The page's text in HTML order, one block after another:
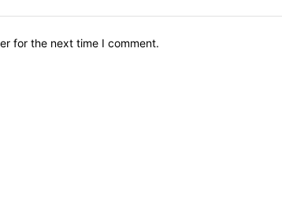
for the next time I comment.